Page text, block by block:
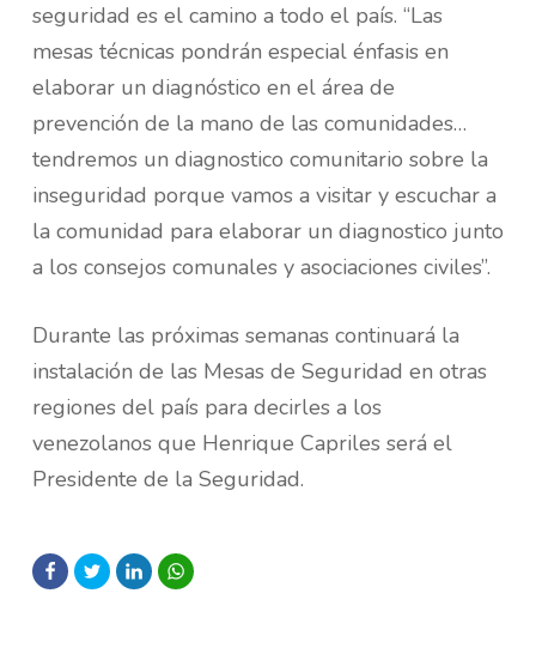
seguridad es el camino a todo el país. “Las
mesas técnicas pondrán especial énfasis en
elaborar un diagnóstico en el área de
prevención de la mano de las comunidades…
tendremos un diagnostico comunitario sobre la
inseguridad porque vamos a visitar y escuchar a
la comunidad para elaborar un diagnostico junto
a los consejos comunales y asociaciones civiles”.
Durante las próximas semanas continuará la
instalación de las Mesas de Seguridad en otras
regiones del país para decirles a los
venezolanos que Henrique Capriles será el
Presidente de la Seguridad.